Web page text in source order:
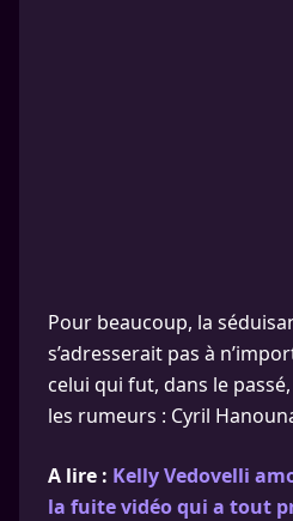
Pour beaucoup, la
s’adresserait pas à
celui qui fut, dans le
les rumeurs : Cyril
A lire : Kelly Vedovelli
la fuite vidéo qui a tout